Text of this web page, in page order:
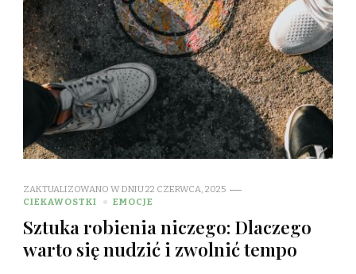
ZAKTUALIZOWANO W DNIU22 CZERWCA, 2025
CIEKAWOSTKI
EMOCJE
Sztuka robienia niczego: Dlaczego
warto się nudzić i zwolnić tempo